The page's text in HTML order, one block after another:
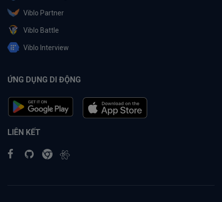
Viblo Partner
Viblo Battle
Viblo Interview
ỨNG DỤNG DI ĐỘNG
LIÊN KẾT